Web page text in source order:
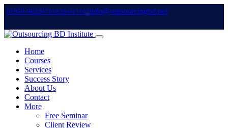
01950-96220701828-015102info@outsourcingbd.net
Home
Courses
Services
Success Story
About Us
Contact
More
Free Seminar
Client Review